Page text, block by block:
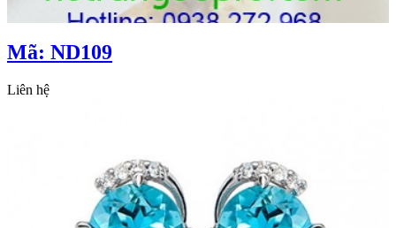
Mã: ND109
Liên hệ